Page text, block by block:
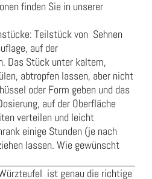
finden Sie in unserer
Teilstück von Sehnen
auf der
Das Stück unter kaltem,
abtropfen lassen, aber nicht
oder Form geben und das
auf der Oberfläche
verteilen und leicht
einige Stunden (je nach
lassen. Wie gewünscht
ist genau die richtige